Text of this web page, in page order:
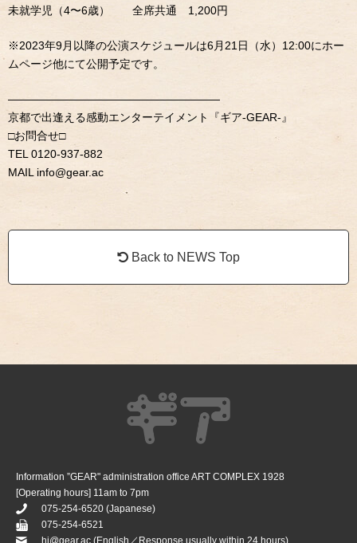
未就学児（4〜6歳） 全席共通 1,200円
※2023年9月以降の公演スケジュールは6月21日（水）12:00にホー
ムページ他にて公開予定です。
———————————————————
京都で出逢える感動エンターテイメント『ギア-GEAR-』
□お問合せ□
TEL 0120-937-882
MAIL info@gear.ac
Back to NEWS Top
Information ”GEAR" administration office ART COMPLEX 1928
[Operating hours] 11am to 7pm
075-254-6520 (Japanese)
075-254-6521
hi@gear.ac (English／Response usually within 24 hours)